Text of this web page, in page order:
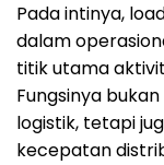
Pada intinya,
dalam
titik utama
Fungsinya
logistik, tetapi
kecepatan